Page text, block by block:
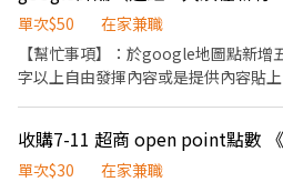
單次$50
在家兼職
【幫忙事項】：於google地圖點新增
字以上自由發揮內容或是提供內容貼
若評論被屏蔽或無顯示皆不符合該任
行郵局
單次$30
在家兼職